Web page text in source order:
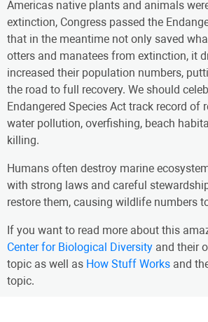
Americas native plants and animals
extinction, Congress passed the
that in the meantime not only saved
otters and manatees from extinction, it
increased their population numbers,
the road to full recovery. We should
Endangered Species Act track record of
water pollution, overfishing, beach
killing.
Humans often destroy marine
with strong laws and careful
restore them, causing wildlife numbers
If you want to read more about this
Center for Biological Diversity and their
topic as well as How Stuff Works and
topic.